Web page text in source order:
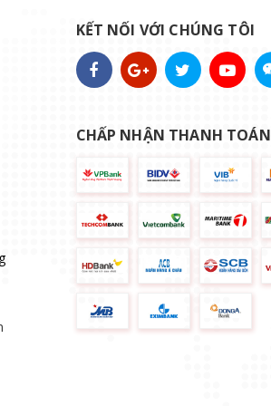
KẾT NỐI VỚI CHÚNG TÔI
CHẤP NHẬN THANH TOÁN